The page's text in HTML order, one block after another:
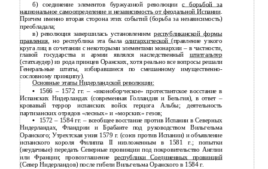
б) соединение элементов буржуазной революциис борьбой за
национальное самоопределение и независимость от феодальной Испании.
Причем именно вторая сторона этих событий (борьба за независимость)
преобладала;
в) революция завершилась установлениемреспубликанской формы
правления, но республика эта была олигархической(правление узкого
круга лиц в сочетании с некоторыми элементами монархии – в частности,
главой государства и армии являлся наследственный штатгальтер
(статхаудер) из рода принцев Оранских, хотя реально все вопросы решали
Генеральные штаты, избиравшиеся по смешанному имущественно-
сословному принципу).
Основные этапы Нидерландской революции:
•
1566 – 1572 гг. – «иконоборческое» протестантское восстание в
Испанских Нидерландах (современная Голландия и Бельгия), в ответ –
кровавый террор испанских войск герцога Альбы; деятельность
партизанских отрядов «лесных» и «морских» гезов;
• 1572 – 1584 гг. – всеобщее восстание против Испании в Северных
Нидерландах, Фландрии и Брабанте под руководством Вильгельма
Оранского; Утрехтская уния 1579 г. (союз против Испании) и объявление
испанского короля Филиппа II низложенным в 1581 г.; попытки
(неудачные) передать Северные провинции под покровительство Англии
или Франции; провозглашение республики Соединенных провинций
(Север Нидерландов) после гибели Вильгельма Оранского в 1584 г.